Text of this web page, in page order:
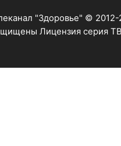
"Здоровье" © 2012-
Лицензия серия